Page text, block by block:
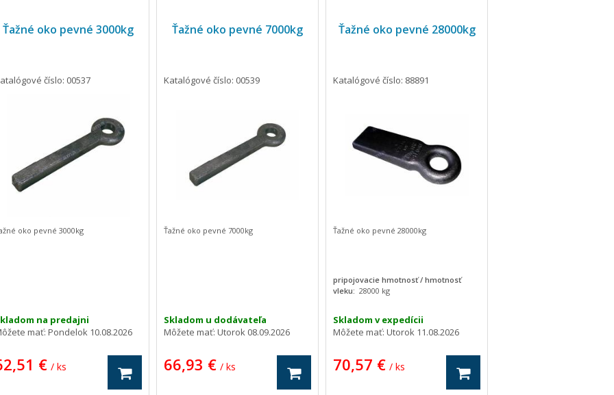
Ťažné oko pevné 3000kg
číslo: 00537
na predajni
mať: Pondelok 10.08.2026
€ / ks
oko pevné 3000kg
Ťažné oko pevné 7000kg
Katalógové číslo: 00539
Skladom u dodávateľa
Môžete mať: Utorok 08.09.2026
66,93 € / ks
Ťažné oko pevné 7000kg
Ťažné oko pevné 28000kg
Katalógové číslo: 88891
Skladom v expedícii
Môžete mať: Utorok 11.08.2026
70,57 € / ks
Ťažné oko pevné 28000kg
pripojovacie hmotnosť / hmotnosť
vleku: 28000 kg